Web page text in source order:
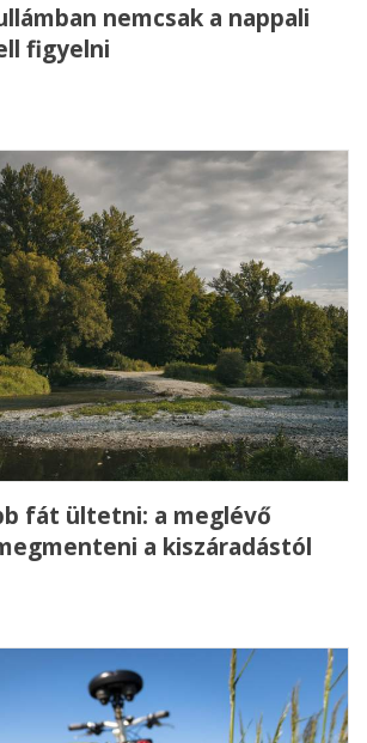
nemcsak a nappali
figyelni
fát ültetni: a meglévő
a kiszáradástól